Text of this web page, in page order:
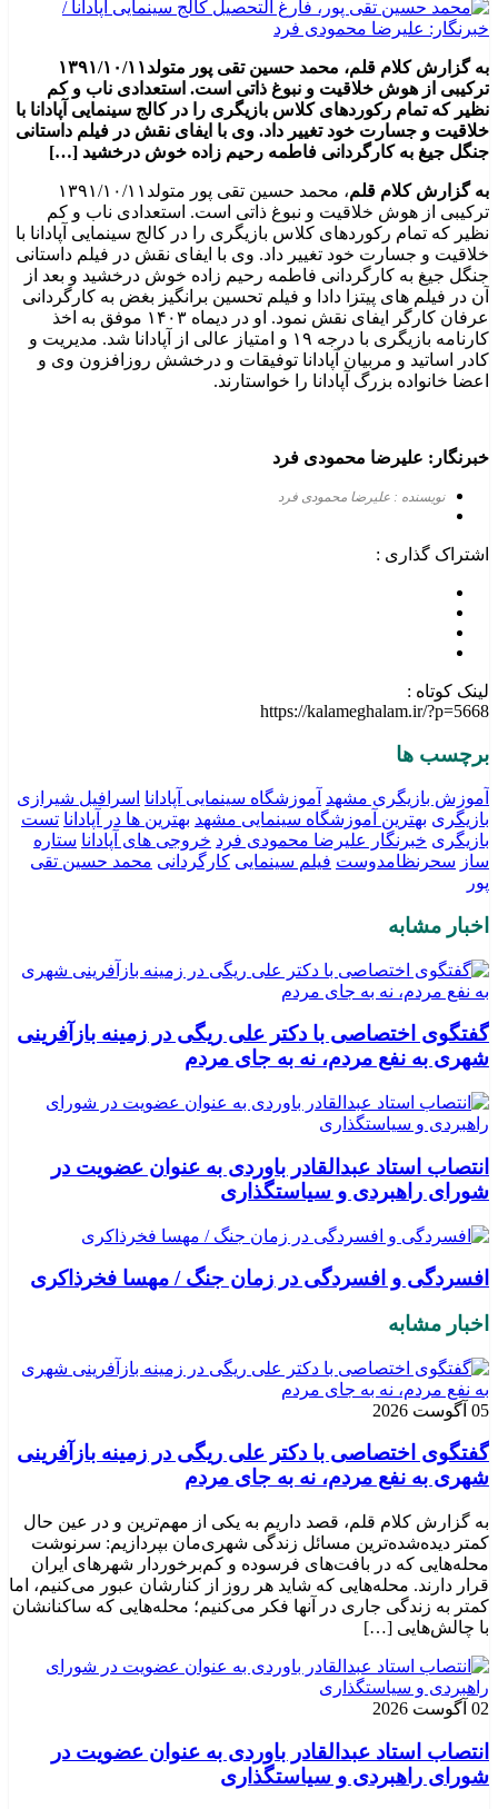
به گزارش کلام قلم، محمد حسین تقی پور متولد۱۳۹۱/۱۰/۱۱
ترکیبی از هوش خلاقیت و نبوغ ذاتی است. استعدادی ناب و کم
نظیر که تمام رکوردهای کلاس بازیگری را در کالج سینمایی آپادانا با
خلاقیت و جسارت خود تغییر داد. وی با ایفای نقش در فیلم داستانی
جنگل جیغ به کارگردانی فاطمه رحیم زاده خوش درخشید […]
به گزارش کلام قلم
، محمد حسین تقی پور متولد۱۳۹۱/۱۰/۱۱
ترکیبی از هوش خلاقیت و نبوغ ذاتی است. استعدادی ناب و کم
نظیر که تمام رکوردهای کلاس بازیگری را در کالج سینمایی آپادانا با
خلاقیت و جسارت خود تغییر داد. وی با ایفای نقش در فیلم داستانی
جنگل جیغ به کارگردانی فاطمه رحیم زاده خوش درخشید و بعد از
آن در فیلم های پیتزا دادا و فیلم تحسین برانگیز بغض به کارگردانی
عرفان کارگر ایفای نقش نمود. او در دیماه ۱۴۰۳ موفق به اخذ
کارنامه بازیگری با درجه ۱۹ و امتیاز عالی از آپادانا شد. مدیریت و
کادر اساتید و مربیان آپادانا توفیقات و درخشش روزافزون وی و
اعضا خانواده بزرگ آپادانا را خواستارند.
خبرنگار: علیرضا محمودی فرد
نویسنده : علیرضا محمودی فرد
اشتراک گذاری :
لینک کوتاه :
https://kalameghalam.ir/?p=5668
برچسب ها
آموزش بازیگری مشهد آموزشگاه سینمایی آپادانا اسرافیل شیرازی
بازیگری بهترین آموزشگاه سینمایی مشهد بهترین ها در آپادانا تست
بازیگری خبرنگار علیرضا محمودی فرد خروجی های آپادانا ستاره
ساز سحرنظامدوست فیلم سینمایی کارگردانی محمد حسین تقی
پور
اخبار مشابه
گفتگوی اختصاصی با دکتر علی ریگی در زمینه بازآفرینی
شهری به نفع مردم، نه به جای مردم
انتصاب استاد عبدالقادر باوردی به عنوان عضویت در
شورای راهبردی و سیاستگذاری
افسردگی و افسردگی در زمان جنگ / مهسا فخرذاکری
اخبار مشابه
05 آگوست 2026
گفتگوی اختصاصی با دکتر علی ریگی در زمینه بازآفرینی
شهری به نفع مردم، نه به جای مردم
به گزارش کلام قلم، قصد داریم به یکی از مهم‌ترین و در عین حال
کمتر دیده‌شده‌ترین مسائل زندگی شهری‌مان بپردازیم: سرنوشت
محله‌هایی که در بافت‌های فرسوده و کم‌برخوردار شهرهای ایران
قرار دارند. محله‌هایی که شاید هر روز از کنارشان عبور می‌کنیم، اما
کمتر به زندگی جاری در آنها فکر می‌کنیم؛ محله‌هایی که ساکنانشان
با چالش‌هایی […]
02 آگوست 2026
انتصاب استاد عبدالقادر باوردی به عنوان عضویت در
شورای راهبردی و سیاستگذاری